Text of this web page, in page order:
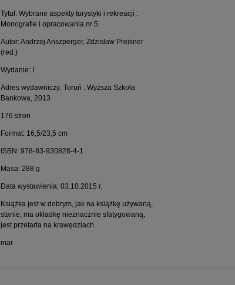
Tytuł: Wybrane aspekty turystyki i rekreacji :
Monografie i opracowania nr 5
Autor: Andrzej Anszperger, Zdzisław Preisner
(red.)
Wydanie: I
Adres wydawniczy: Toruń : Wyższa Szkoła
Bankowa, 2013
176 stron
Format: 16,5/23,5 cm
ISBN: 978-83-930828-4-1
Masa: 288 g
Data wystawienia: 03.10.2015 r.
Książka jest w dobrym, jak na książkę używaną,
stanie, ma okładkę nieznacznie sfatygowaną,
jest przetarta na krawędziach.
mar